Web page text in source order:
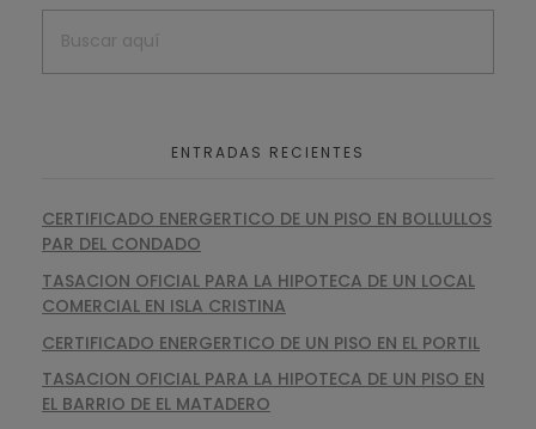
ENTRADAS RECIENTES
CERTIFICADO ENERGERTICO DE UN PISO EN BOLLULLOS
PAR DEL CONDADO
TASACION OFICIAL PARA LA HIPOTECA DE UN LOCAL
COMERCIAL EN ISLA CRISTINA
CERTIFICADO ENERGERTICO DE UN PISO EN EL PORTIL
TASACION OFICIAL PARA LA HIPOTECA DE UN PISO EN
EL BARRIO DE EL MATADERO